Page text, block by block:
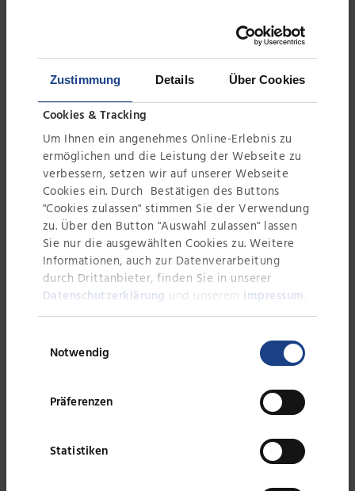
Zustimmung Details Über Cookies
Cookies & Tracking
Um Ihnen ein angenehmes Online-Erlebnis zu
ermöglichen und die Leistung der Webseite zu
verbessern, setzen wir auf unserer Webseite
Cookies ein. Durch Bestätigen des Buttons
"Cookies zulassen" stimmen Sie der Verwendung
zu. Über den Button "Auswahl zulassen" lassen
Sie nur die ausgewählten Cookies zu. Weitere
Informationen, auch zur Datenverarbeitung
durch Drittanbieter, finden Sie in unserer
Datenschutzerklärung und unserem Impressum
Notwendig
Präferenzen
Statistiken
Hause nehmen. Verbindungen
zum Unterricht wurden durch die
transparente Darstellung der
eigenen Geschäftsprozesse und
Unternehmens ableitenden
Unternehmenskultur hergestellt.
Das das Unternehmen individuell
auf die Kundenwünsche eingeht
ebenso besonders, wie die breiten
Führung durch die